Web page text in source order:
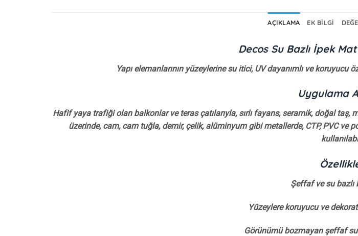
AÇIKLAMA EK BILGI
Decos Su Bazlı İpek
Yapı elemanlarının yüzeylerine su itici, UV dayanımlı ve
Uygulama
Hafif yaya trafiği olan balkonlar ve teras çatılarıyla, sırlı fayans, seramik, doğal taş,
üzerinde, cam, cam tuğla, demir, çelik, alüminyum gibi metallerde, CTP, PVC
Şeffaf ve su bazlı
Yüzeylere koruyucu ve
Görünümü bozmayan şeffaf su